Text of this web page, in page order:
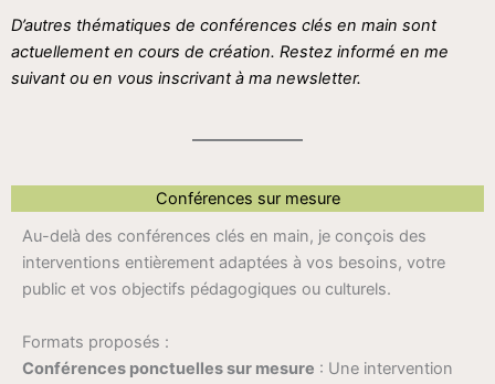
D’autres thématiques de conférences clés en main sont
actuellement en cours de création. Restez informé en me
suivant ou en vous inscrivant à ma newsletter.
Conférences sur mesure
Au-delà des conférences clés en main, je conçois des
interventions entièrement adaptées à vos besoins, votre
public et vos objectifs pédagogiques ou culturels.
Formats proposés :
Conférences ponctuelles sur mesure : Une intervention